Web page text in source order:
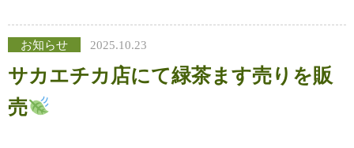
お知らせ 2025.10.23
サカエチカ店にて緑茶ます売りを販
売